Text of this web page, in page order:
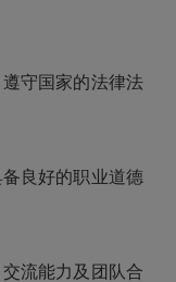
遵守国家的法律法
良好的职业道德
流能力及团队合